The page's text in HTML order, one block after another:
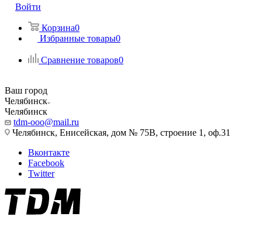
Войти
Корзина0
Избранные товары0
Сравнение товаров0
Ваш город
Челябинск
Челябинск
tdm-ooo@mail.ru
Челябинск, Енисейская, дом № 75В, строение 1, оф.31
Вконтакте
Facebook
Twitter